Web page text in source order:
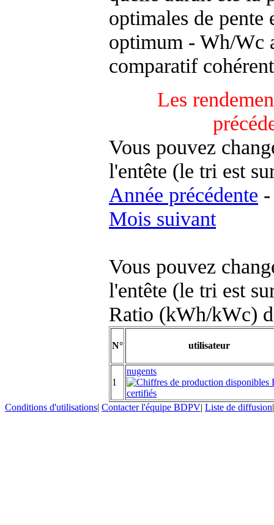
optimales de
optimum - Wh/Wc
comparatif
Les
Vous pouvez
l'entête (le tri est
Année précédente -
Mois suivant
Vous pouvez
l'entête (le tri est
Ratio (kWh/kWc)
N° utilisateur
1
nugents
Conditions d'utilisations| Contacter l'équipe BDPV| Liste de diffusion